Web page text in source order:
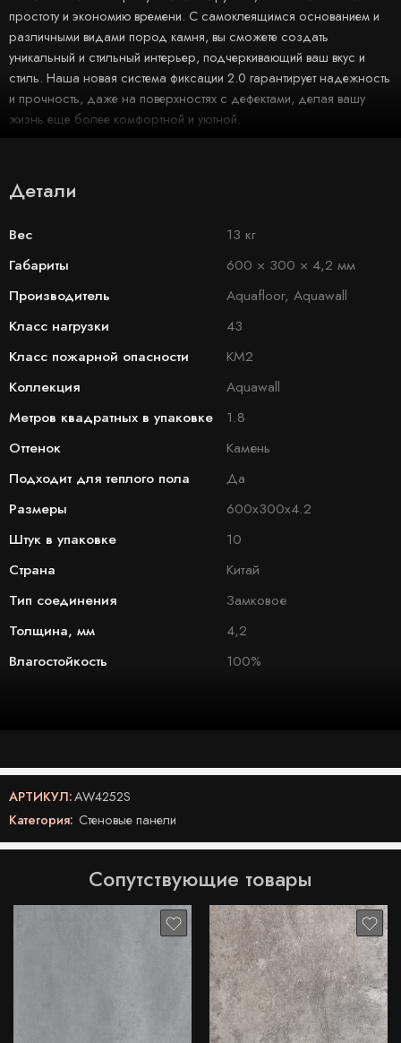
простоту и экономию времени. С самоклеящимся основанием и
различными видами пород камня, вы сможете создать
уникальный и стильный интерьер, подчеркивающий ваш вкус и
стиль. Наша новая система фиксации 2.0 гарантирует надежность
и прочность, даже на поверхностях с дефектами, делая вашу
жизнь еще более комфортной и уютной.
Детали
Вес
13 кг
Габариты
600 × 300 × 4,2 мм
Производитель
Aquafloor, Aquawall
Класс нагрузки
43
Класс пожарной опасности
КМ2
Коллекция
Aquawall
Метров квадратных в упаковке
1.8
Оттенок
Камень
Подходит для теплого пола
Да
Размеры
600x300x4.2
Штук в упаковке
10
Страна
Китай
Тип соединения
Замковое
Толщина, мм
4,2
Влагостойкость
100%
АРТИКУЛ:AW4252S
Категория: Стеновые панели
Сопутствующие товары